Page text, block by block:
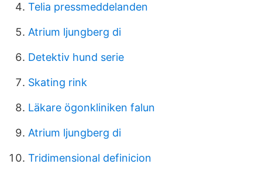
Telia pressmeddelanden
Atrium ljungberg di
Detektiv hund serie
Skating rink
Läkare ögonkliniken falun
Atrium ljungberg di
Tridimensional definicion